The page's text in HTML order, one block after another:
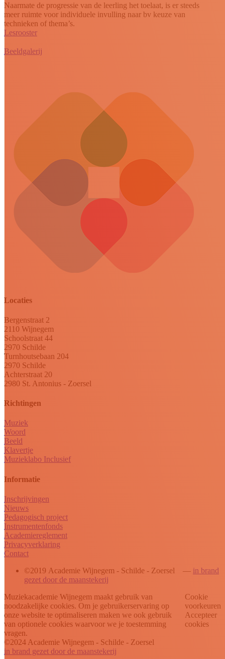
Naarmate de progressie van de leerling het toelaat, is er steeds
meer ruimte voor individuele invulling naar bv keuze van
technieken of thema’s.
Lesrooster
Beeldgalerij
Locaties
Bergenstraat 2
2110 Wijnegem
Schoolstraat 44
2970 Schilde
Turnhoutsebaan 204
2970 Schilde
Achterstraat 20
2980 St. Antonius - Zoersel
Richtingen
Muziek
Woord
Beeld
Klavertje
Muzieklabo Inclusief
Informatie
Inschrijvingen
Nieuws
Pedagogisch project
Instrumentenfonds
Academiereglement
Privacyverklaring
Contact
©2019 Academie Wijnegem - Schilde - Zoersel — in brand
gezet door de maanstekerij
Muziekacademie Wijnegem maakt gebruik van
noodzakelijke cookies. Om je gebruikerservaring op
onze website te optimaliseren maken we ook gebruik
van optionele cookies waarvoor we je toestemming
vragen.
Cookie
voorkeuren
Accepteer
cookies
©2024 Academie Wijnegem - Schilde - Zoersel
in brand gezet door de maanstekerij